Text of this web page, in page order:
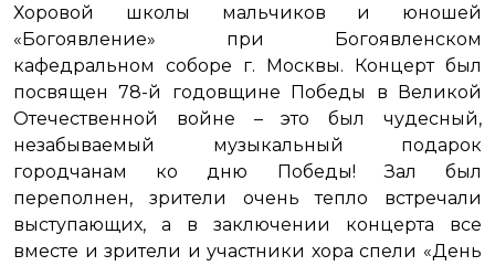
Хоровой школы мальчиков и юношей
«Богоявление» при Богоявленском
кафедральном соборе г. Москвы. Концерт был
посвящен 78-й годовщине Победы в Великой
Отечественной войне – это был чудесный,
незабываемый музыкальный подарок
городчанам ко дню Победы! Зал был
переполнен, зрители очень тепло встречали
выступающих, а в заключении концерта все
вместе и зрители и участники хора спели «День